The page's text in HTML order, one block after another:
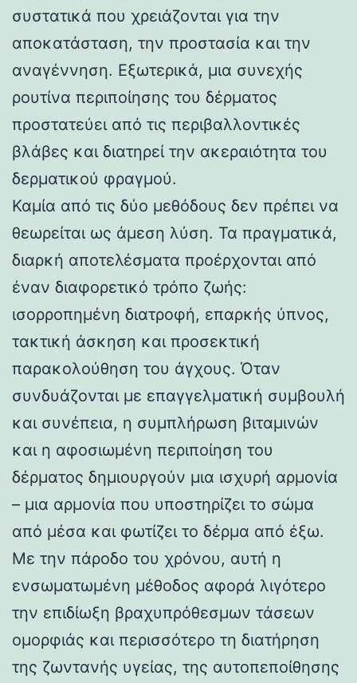
συστατικά που χρειάζονται για την
αποκατάσταση, την προστασία και την
αναγέννηση. Εξωτερικά, μια συνεχής
ρουτίνα περιποίησης του δέρματος
προστατεύει από τις περιβαλλοντικές
βλάβες και διατηρεί την ακεραιότητα του
δερματικού φραγμού.
Καμία από τις δύο μεθόδους δεν πρέπει να
θεωρείται ως άμεση λύση. Τα πραγματικά,
διαρκή αποτελέσματα προέρχονται από
έναν διαφορετικό τρόπο ζωής:
ισορροπημένη διατροφή, επαρκής ύπνος,
τακτική άσκηση και προσεκτική
παρακολούθηση του άγχους. Όταν
συνδυάζονται με επαγγελματική συμβουλή
και συνέπεια, η συμπλήρωση βιταμινών
και η αφοσιωμένη περιποίηση του
δέρματος δημιουργούν μια ισχυρή αρμονία
– μια αρμονία που υποστηρίζει το σώμα
από μέσα και φωτίζει το δέρμα από έξω.
Με την πάροδο του χρόνου, αυτή η
ενσωματωμένη μέθοδος αφορά λιγότερο
την επιδίωξη βραχυπρόθεσμων τάσεων
ομορφιάς και περισσότερο τη διατήρηση
της ζωντανής υγείας, της αυτοπεποίθησης